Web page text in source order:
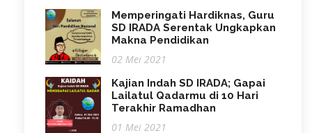
Memperingati Hardiknas, Guru
SD IRADA Serentak Ungkapkan
Makna Pendidikan
02 Mei 2021
Kajian Indah SD IRADA; Gapai
Lailatul Qadarmu di 10 Hari
Terakhir Ramadhan
01 Mei 2021